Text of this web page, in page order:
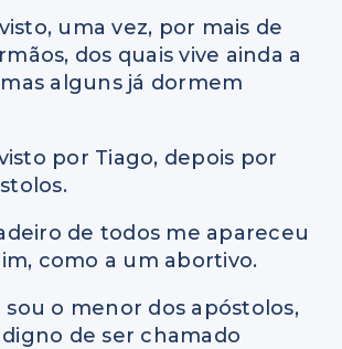
uma vez, por mais de
dos quais vive ainda a
alguns já dormem
por Tiago, depois por
de todos me apareceu
como a um abortivo.
sou o menor dos apóstolos,
de ser chamado